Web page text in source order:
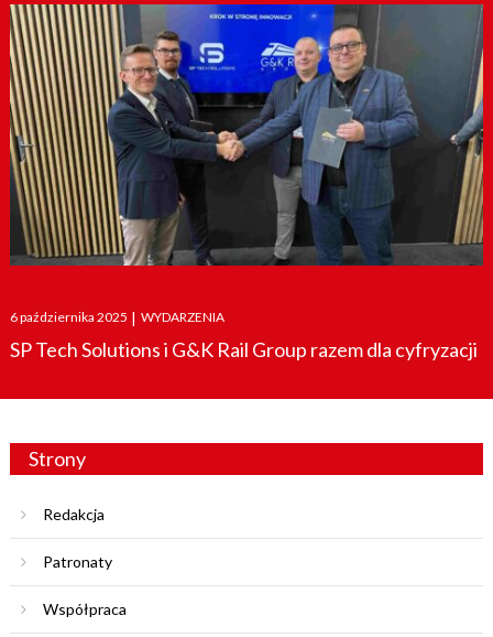
Posted
on
6 października 2025 | WYDARZENIA
SP Tech Solutions i G&K Rail Group razem dla cyfryzacji
Strony
Redakcja
Patronaty
Współpraca